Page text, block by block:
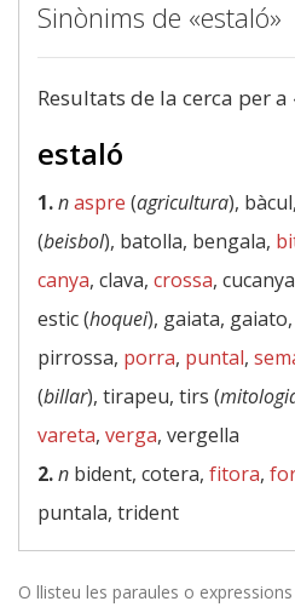
Sinònims de «estaló»
Resultats de la cerca per a
estaló
1.naspre (agricultura), bàcul,
(beisbol), batolla, bengala,
canya, clava, crossa,
estic (hoquei), gaiata,
pirrossa, porra, puntal,
(billar), tirapeu, tirs (
vareta, verga, vergella
2.n bident, cotera, fitora,
puntala, trident
O llisteu les paraules o